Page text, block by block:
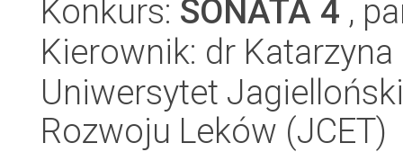
Konkurs: SONATA 4 ,
Kierownik: dr
Uniwersytet
Rozwoju Leków (JCET)